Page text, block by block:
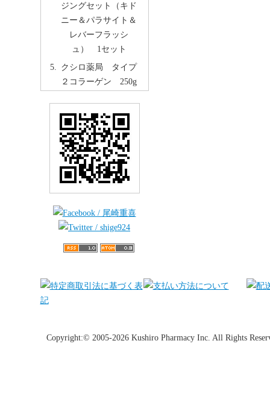
ジングセット（キド
ニー＆パラサイト＆
レバーフラッシ
ュ） 1セット
クシロ薬局 タイプ
２コラーゲン 250g
Copyright:© 2005-2026 Kushiro Pharmacy Inc. All Rights